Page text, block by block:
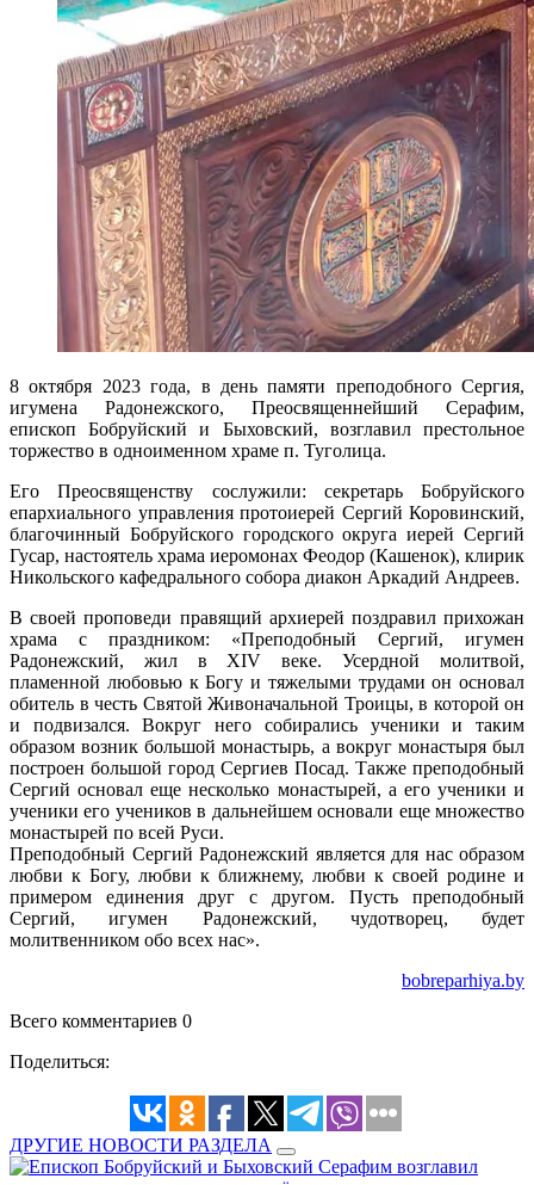
8 октября 2023 года, в день памяти преподобного Сергия,
игумена Радонежского, Преосвященнейший Серафим,
епископ Бобруйский и Быховский, возглавил престольное
торжество в одноименном храме п. Туголица.
Его Преосвященству сослужили: секретарь Бобруйского
епархиального управления протоиерей Сергий Коровинский,
благочинный Бобруйского городского округа иерей Сергий
Гусар, настоятель храма иеромонах Феодор (Кашенок), клирик
Никольского кафедрального собора диакон Аркадий Андреев.
В своей проповеди правящий архиерей поздравил прихожан
храма с праздником: «Преподобный Сергий, игумен
Радонежский, жил в XIV веке. Усердной молитвой,
пламенной любовью к Богу и тяжелыми трудами он основал
обитель в честь Святой Живоначальной Троицы, в которой он
и подвизался. Вокруг него собирались ученики и таким
образом возник большой монастырь, а вокруг монастыря был
построен большой город Сергиев Посад. Также преподобный
Сергий основал еще несколько монастырей, а его ученики и
ученики его учеников в дальнейшем основали еще множество
монастырей по всей Руси.
Преподобный Сергий Радонежский является для нас образом
любви к Богу, любви к ближнему, любви к своей родине и
примером единения друг с другом. Пусть преподобный
Сергий, игумен Радонежский, чудотворец, будет
молитвенником обо всех нас».
bobreparhiya.by
Всего комментариев 0
Поделиться:
ДРУГИЕ НОВОСТИ РАЗДЕЛА